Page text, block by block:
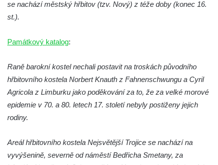
Kaple na hřbitově ve Velešíně
Kostel svatého Václava ve Velešíně
Kostel svatého Ducha v poutním areálu
Římov
Křížová cesta Římov – XXV. kaple – Boží
hrob
Křížová cesta Římov – XXIII. kaple –
Kalvárie
se nachází městský hřbitov (tzv. Nový) z téže doby (konec 16.
st.).
Památkový katalog:
Raně barokní kostel nechali postavit na troskách původního
hřbitovního kostela Norbert Knauth z Fahnenschwungu a Cyril
Agricola z Limburku jako poděkování za to, že za velké morové
epidemie v 70. a 80. letech 17. století nebyly postiženy jejich
rodiny.
Areál hřbitovního kostela Nejsvětější Trojice se nachází na
vyvýšenině, severně od náměstí Bedřicha Smetany, za